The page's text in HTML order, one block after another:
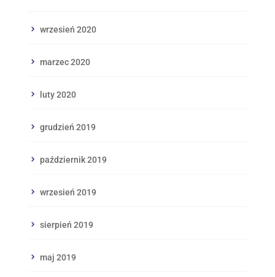
wrzesień 2020
marzec 2020
luty 2020
grudzień 2019
październik 2019
wrzesień 2019
sierpień 2019
maj 2019